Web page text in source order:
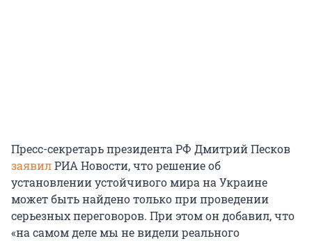
Пресс-секретарь президента РФ Дмитрий Песков
заявилРИА Новости, что решение об
установлении устойчивого мира на Украине
может быть найдено только при проведении
серьезных переговоров. При этом он добавил, что
«на самом деле мы не видели реального